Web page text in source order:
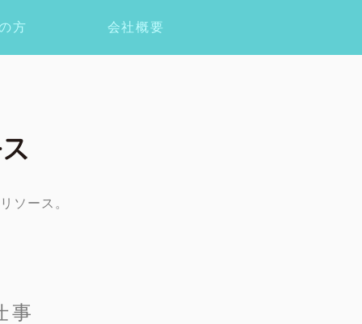
ソース。
方 会社概要
事